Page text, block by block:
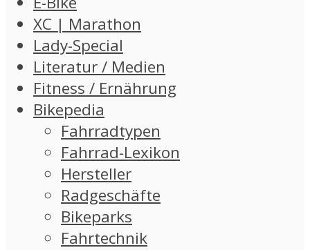
XC | Marathon
Lady-Special
Literatur / Medien
Fitness / Ernährung
Bikepedia
Fahrradtypen
Fahrrad-Lexikon
Hersteller
Radgeschäfte
Bikeparks
Fahrtechnik